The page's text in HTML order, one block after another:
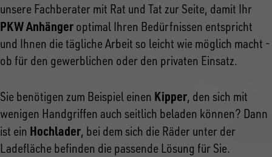
unsere Fachberater mit Rat und Tat zur Seite, damit Ihr
PKW Anhänger optimal Ihren Bedürfnissen entspricht
und Ihnen die tägliche Arbeit so leicht wie möglich macht -
ob für den gewerblichen oder den privaten Einsatz.
Sie benötigen zum Beispiel einen Kipper, den sich mit
wenigen Handgriffen auch seitlich beladen können? Dann
ist ein Hochlader, bei dem sich die Räder unter der
Ladefläche befinden die passende Lösung für Sie.